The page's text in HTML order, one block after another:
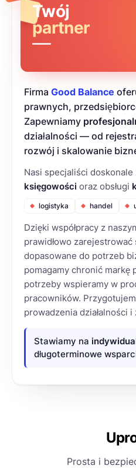
Twój
partner
Firma Good Balance
prawnych,
Zapewniamy
działalności — od
rozwój i skalowanie
Nasi specjaliści
księgowości oraz obsługi
logistyka handel
Dzięki współpracy z
prawidłowo
dopasowane do potrzeb
pomagamy chronić markę
potrzeby wspieramy w
pracowników.
prowadzenia działalności
Stawiamy na
długoterminowe
Prosta i